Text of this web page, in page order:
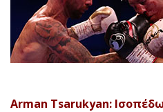
Arman Tsarukyan: